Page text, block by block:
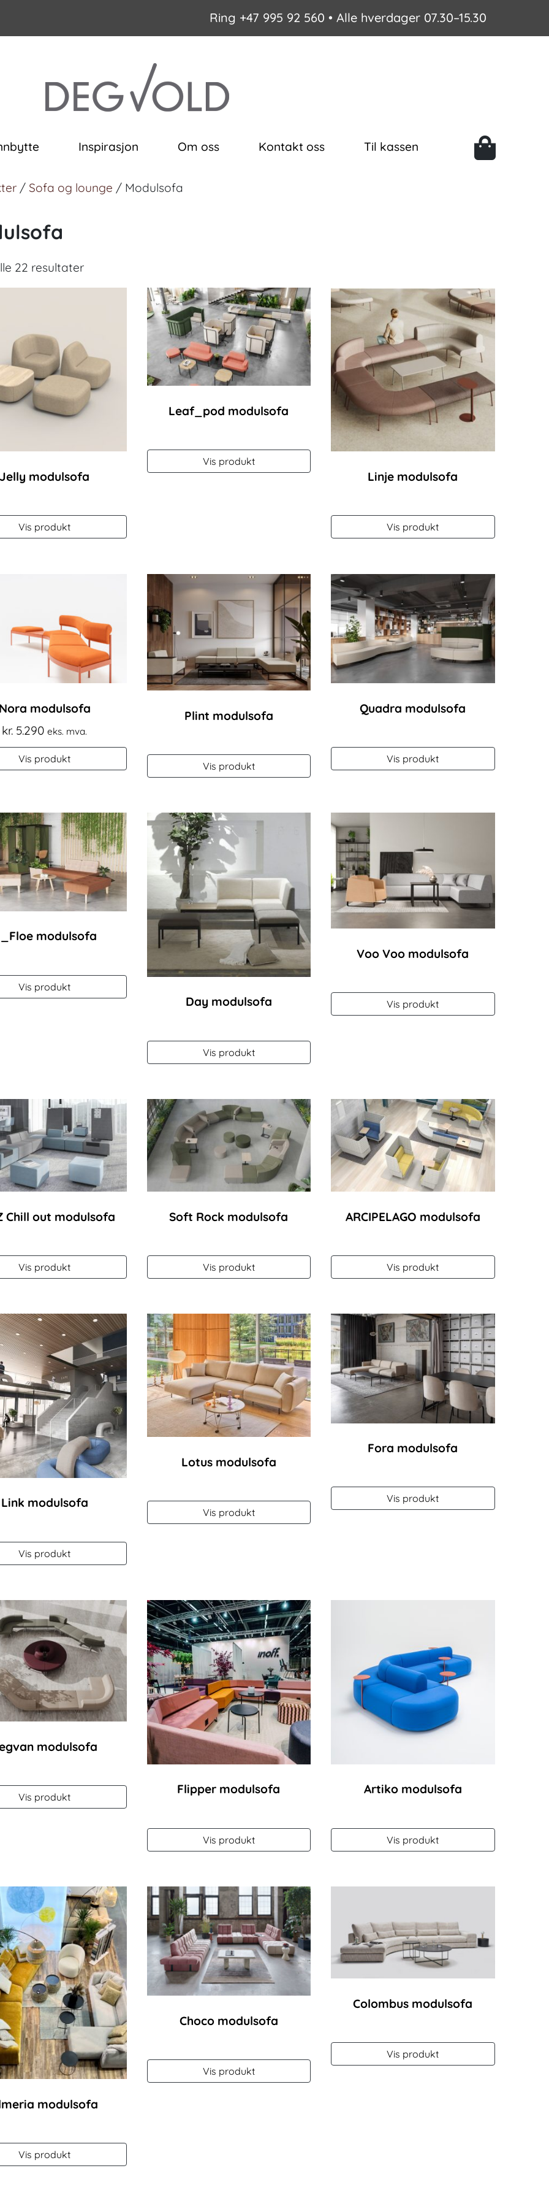
Ring +47 995 92 560 • Alle hverdager 07.30–15.30
Inspirasjon Om oss Kontakt oss Til kassen
/ Sofa og lounge / Modulsofa
22 resultater
Jelly modulsofa
Vis produkt
Leaf_pod modulsofa
Vis produkt
Linje modulsofa
Vis produkt
modulsofa
kr. 5.290 eks. mva.
Vis produkt
Plint modulsofa
Vis produkt
Quadra modulsofa
Vis produkt
modulsofa
Vis produkt
Day modulsofa
Vis produkt
Voo Voo modulsofa
Vis produkt
Chill out modulsofa
Vis produkt
Soft Rock modulsofa
Vis produkt
ARCIPELAGO modulsofa
Vis produkt
Link modulsofa
Vis produkt
Lotus modulsofa
Vis produkt
Fora modulsofa
Vis produkt
modulsofa
Vis produkt
Flipper modulsofa
Vis produkt
Artiko modulsofa
Vis produkt
modulsofa
Vis produkt
Choco modulsofa
Vis produkt
Colombus modulsofa
Vis produkt